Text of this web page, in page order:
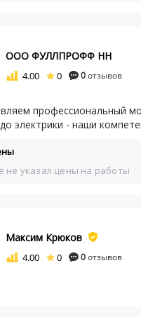
ООО ФУЛЛПРОФФ НН
4.00 0 0отзывов
профессиональный
электрики - наши
не указал цены на работы
Максим Крюков
4.00 0 0отзывов